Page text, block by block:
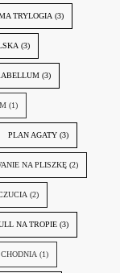
TRYLOGIA (3)
(3)
(3)
(1)
PLAN AGATY (3)
NA PLISZKĘ (2)
(2)
NA TROPIE (3)
(1)